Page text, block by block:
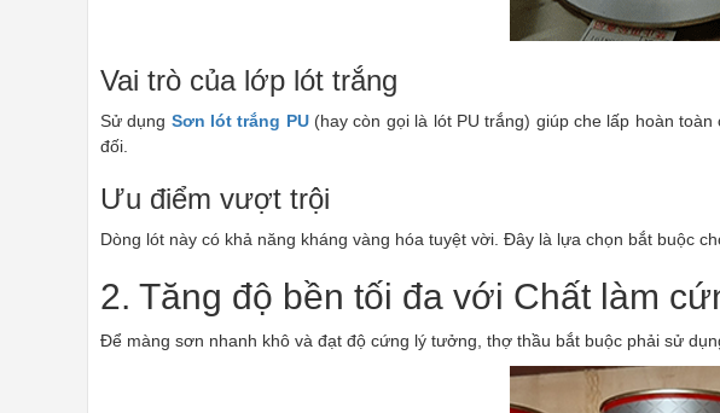
Vai trò của lớp lót trắng
Sử dụng Sơn lót trắng PU(hay còn gọi là lót PU trắng) giúp che lấp hoàn
đối.
Ưu điểm vượt trội
Dòng lót này có khả năng kháng vàng hóa tuyệt vời. Đây là lựa chọn bắt buộc
2. Tăng độ bền tối đa với Chất làm
Để màng sơn nhanh khô và đạt độ cứng lý tưởng, thợ thầu bắt buộc phải sử